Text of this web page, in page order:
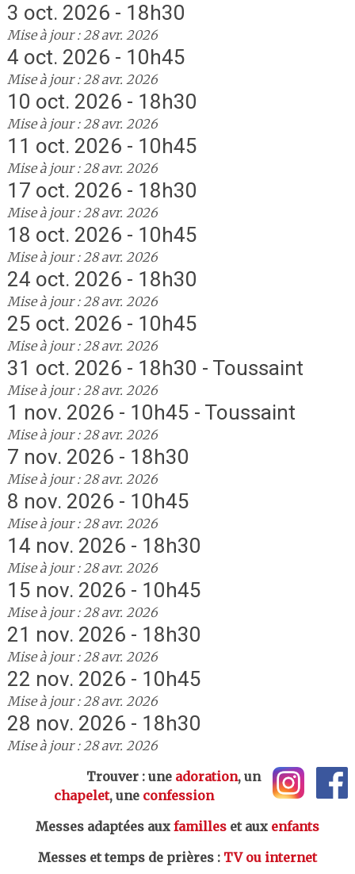
3 oct. 2026 - 18h30
Mise à jour : 28 avr. 2026
4 oct. 2026 - 10h45
Mise à jour : 28 avr. 2026
10 oct. 2026 - 18h30
Mise à jour : 28 avr. 2026
11 oct. 2026 - 10h45
Mise à jour : 28 avr. 2026
17 oct. 2026 - 18h30
Mise à jour : 28 avr. 2026
18 oct. 2026 - 10h45
Mise à jour : 28 avr. 2026
24 oct. 2026 - 18h30
Mise à jour : 28 avr. 2026
25 oct. 2026 - 10h45
Mise à jour : 28 avr. 2026
31 oct. 2026 - 18h30 - Toussaint
Mise à jour : 28 avr. 2026
1 nov. 2026 - 10h45 - Toussaint
Mise à jour : 28 avr. 2026
7 nov. 2026 - 18h30
Mise à jour : 28 avr. 2026
8 nov. 2026 - 10h45
Mise à jour : 28 avr. 2026
14 nov. 2026 - 18h30
Mise à jour : 28 avr. 2026
15 nov. 2026 - 10h45
Mise à jour : 28 avr. 2026
21 nov. 2026 - 18h30
Mise à jour : 28 avr. 2026
22 nov. 2026 - 10h45
Mise à jour : 28 avr. 2026
28 nov. 2026 - 18h30
Mise à jour : 28 avr. 2026
Trouver : une adoration, un
chapelet, une confession
Messes adaptées aux familleset aux enfants
Messes et temps de prières: TV ou internet